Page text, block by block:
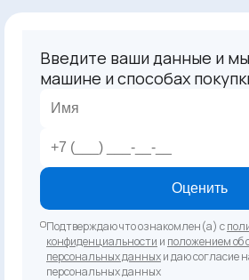
Введите ваши данные и
машине и способах
Оценить
Подтверждаю что ознакомлен(а) с
конфиденциальности и положением об
персональных данныхи даю согласие
персональных данных